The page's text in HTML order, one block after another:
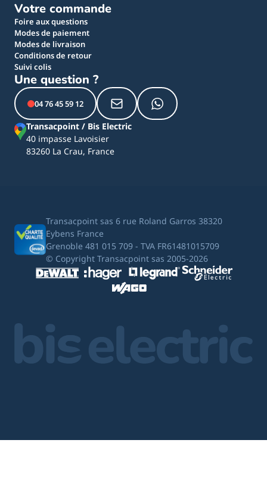
Votre commande
Foire aux questions
Modes de paiement
Modes de livraison
Conditions de retour
Suivi colis
Une question ?
04 76 45 59 12
Transacpoint / Bis Electric
40 impasse Lavoisier
83260 La Crau, France
Transacpoint sas 6 rue Roland Garros 38320
Eybens France
Grenoble 481 015 709 - TVA FR61481015709
© Copyright Transacpoint sas 2005-2026